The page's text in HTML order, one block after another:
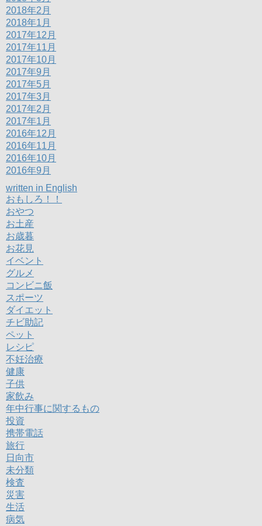
2018年2月
2018年1月
2017年12月
2017年11月
2017年10月
2017年9月
2017年5月
2017年3月
2017年2月
2017年1月
2016年12月
2016年11月
2016年10月
2016年9月
written in English
おもしろ！！
おやつ
お土産
お歳暮
お花見
イベント
グルメ
コンビニ飯
スポーツ
ダイエット
チビ助記
ペット
レシピ
不妊治療
健康
子供
家飲み
年中行事に関するもの
投資
携帯電話
旅行
日向市
未分類
検査
災害
生活
病気